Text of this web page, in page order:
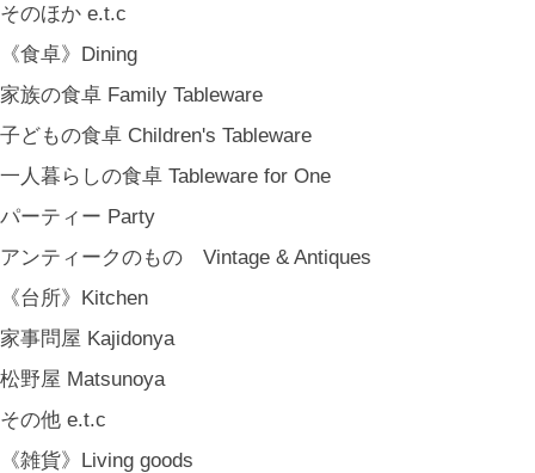
そのほか e.t.c
《食卓》Dining
家族の食卓 Family Tableware
子どもの食卓 Children's Tableware
一人暮らしの食卓 Tableware for One
パーティー Party
アンティークのもの Vintage & Antiques
《台所》Kitchen
家事問屋 Kajidonya
松野屋 Matsunoya
その他 e.t.c
《雑貨》Living goods
《オリジナル》Original
《古道具》Vintage & Antiques
ハナレきりゅう Hanare Kiryuh
《輸入品》Imported goods
ギフト包装 Gift Wrapping